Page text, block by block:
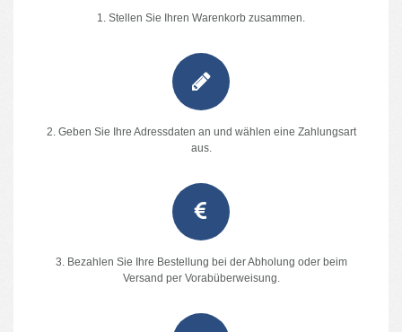
1. Stellen Sie Ihren Warenkorb zusammen.
2. Geben Sie Ihre Adressdaten an und wählen eine Zahlungsart
aus.
3. Bezahlen Sie Ihre Bestellung bei der Abholung oder beim
Versand per Vorabüberweisung.